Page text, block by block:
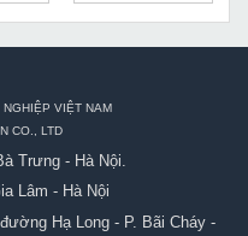
VIỆT NAM
CO., LTD
Trưng - Hà Nội.
Lâm - Hà Nội
Hạ Long - P. Bãi Cháy -